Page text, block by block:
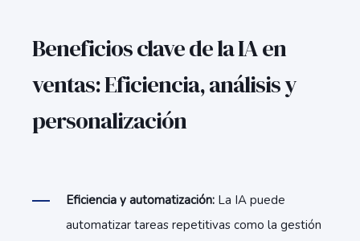
Beneficios clave de la IA en
ventas: Eficiencia, análisis y
personalización
Eficiencia y automatización: La IA puede
automatizar tareas repetitivas como la gestión